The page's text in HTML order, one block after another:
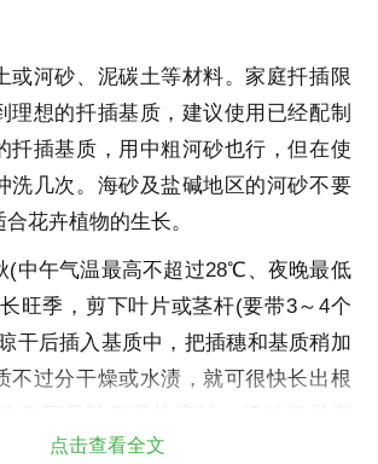
或河砂、泥碳土等材料。家庭扦插限
理想的扦插基质，建议使用已经配制
扦插基质，用中粗河砂也行，但在使
洗几次。海砂及盐碱地区的河砂不要
花卉植物的生长。
(中午气温最高不超过28℃、夜晚最低
旺季，剪下叶片或茎杆(要带3～4个
干后插入基质中，把插穗和基质稍加
不过分干燥或水渍，就可很快长出根
扦插。点击查看全文